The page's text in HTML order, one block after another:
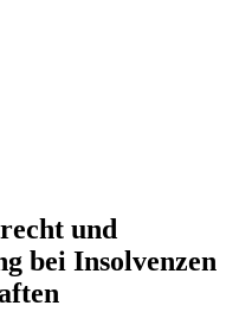
und
bei Insolvenzen